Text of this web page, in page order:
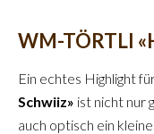
WM-TÖRTLI
Ein echtes Highlight
Schwiiz» ist nicht nur
auch optisch ein